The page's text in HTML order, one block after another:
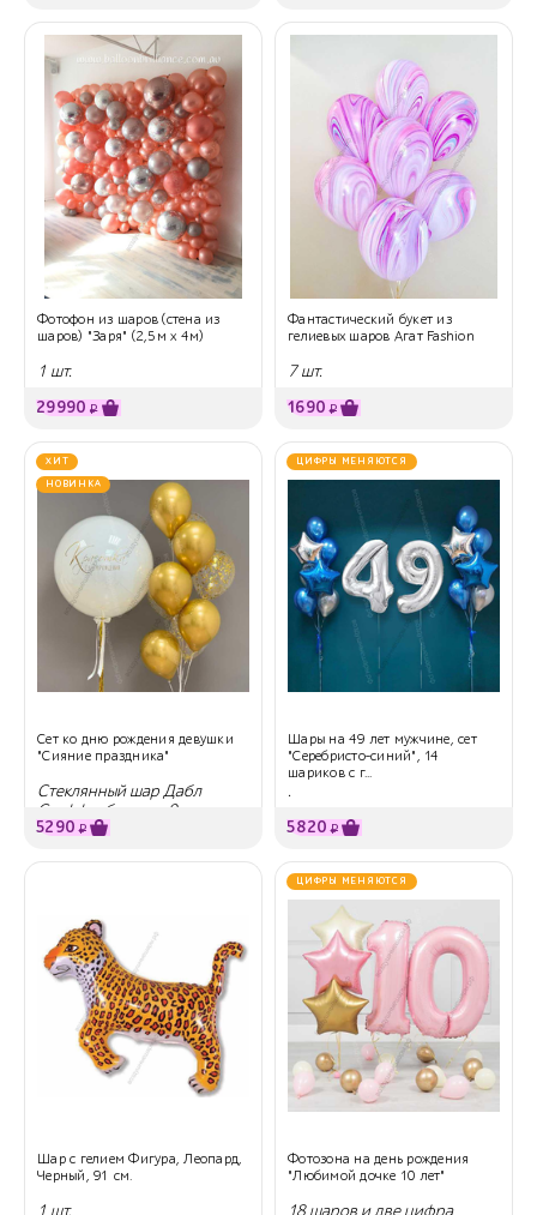
Фотофон из шаров (стена из
шаров) "Заря" (2,5м х 4м)
1 шт.
29990 ₽
Фантастический букет из
гелиевых шаров Агат Fashion
7 шт.
1690 ₽
ХИТ
НОВИНКА
Сет ко дню рождения девушки
"Сияние праздника"
Стеклянный шар Дабл
Стафф и букет из 9 шаров
5290 ₽
ЦИФРЫ МЕНЯЮТСЯ
Шары на 49 лет мужчине, сет
"Серебристо-синий", 14
шариков с г...
.
5820 ₽
Шар с гелием Фигура, Леопард,
Черный, 91 см.
1 шт.
ЦИФРЫ МЕНЯЮТСЯ
Фотозона на день рождения
"Любимой дочке 10 лет"
18 шаров и две цифра